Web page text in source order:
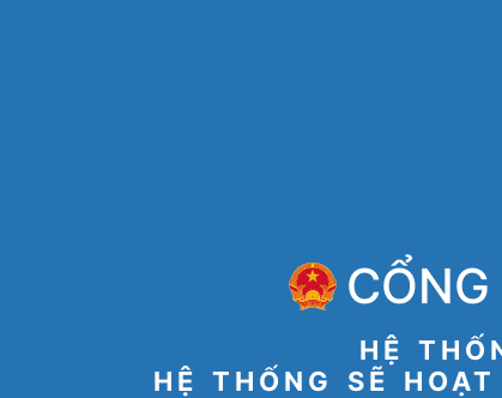
HỆ
HỆ THỐNG SẼ